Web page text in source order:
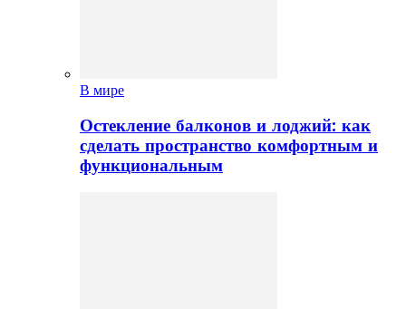
В мире
Остекление балконов и лоджий: как
сделать пространство комфортным и
функциональным